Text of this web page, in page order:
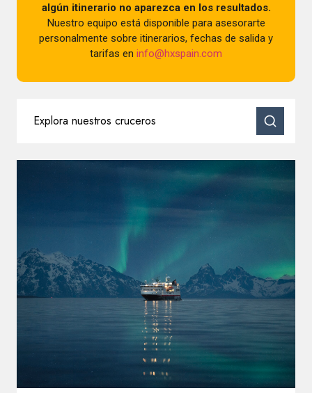
algún itinerario no aparezca en los resultados.
Nuestro equipo está disponible para asesorarte
personalmente sobre itinerarios, fechas de salida y
tarifas en info@hxspain.com